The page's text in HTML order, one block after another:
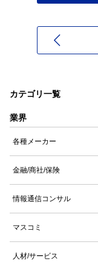
カテゴリ一覧
業界
各種メーカー
金融/商社/保険
情報通信コンサル
マスコミ
人材/サービス